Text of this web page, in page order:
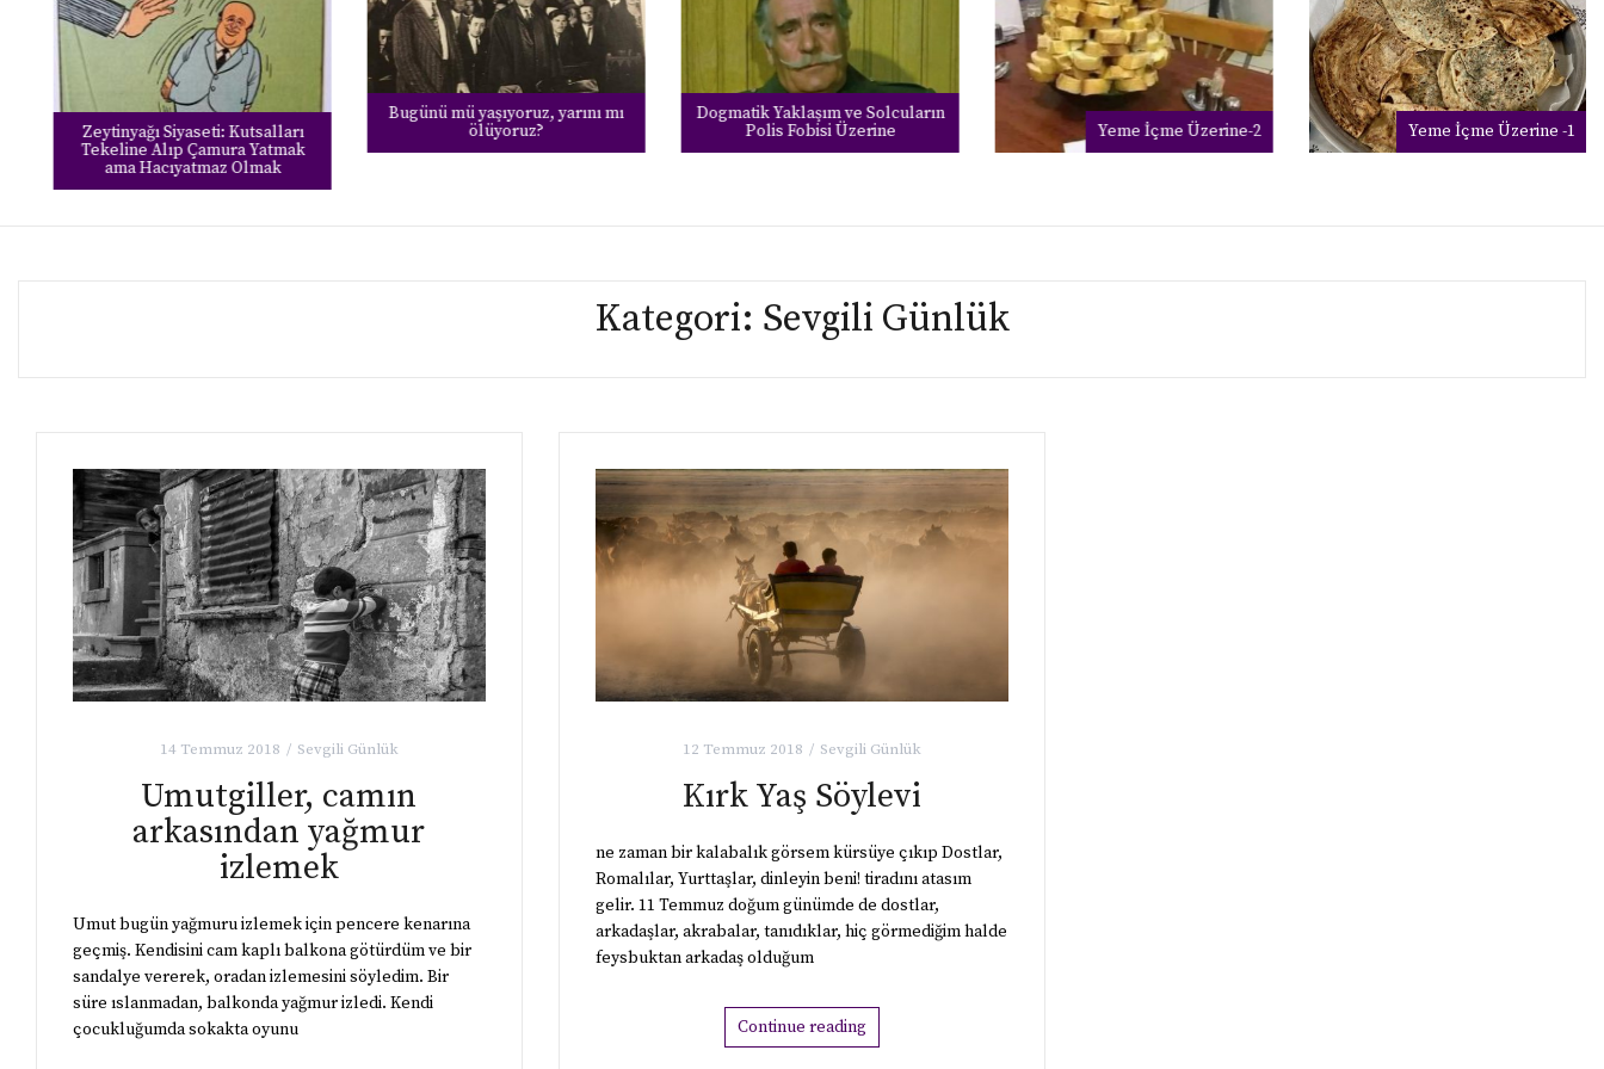
Zeytinyağı Siyaseti: Kutsalları
Tekeline Alıp Çamura Yatmak
ama Hacıyatmaz Olmak
Bugünü mü yaşıyoruz, yarını mı
ölüyoruz?
Dogmatik Yaklaşım ve Solcuların
Polis Fobisi Üzerine
Yeme İçme Üzerine-2 Yeme İçme Üzerine -1
Kategori: Sevgili Günlük
14 Temmuz 2018 Sevgili Günlük
Umutgiller, camın
arkasından yağmur
izlemek
Umut bugün yağmuru izlemek için pencere kenarına
geçmiş. Kendisini cam kaplı balkona götürdüm ve bir
sandalye vererek, oradan izlemesini söyledim. Bir
süre ıslanmadan, balkonda yağmur izledi. Kendi
çocukluğumda sokakta oyunu
12 Temmuz 2018 Sevgili Günlük
Kırk Yaş Söylevi
ne zaman bir kalabalık görsem kürsüye çıkıp Dostlar,
Romalılar, Yurttaşlar, dinleyin beni! tiradını atasım
gelir. 11 Temmuz doğum günümde de dostlar,
arkadaşlar, akrabalar, tanıdıklar, hiç görmediğim halde
feysbuktan arkadaş olduğum
Continue reading